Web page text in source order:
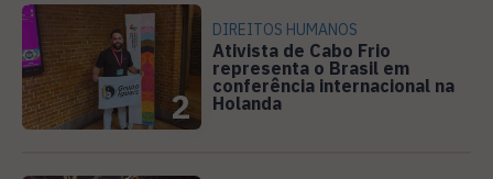
2
DIREITOS HUMANOS
Ativista de Cabo Frio
representa o Brasil em
conferência internacional na
Holanda